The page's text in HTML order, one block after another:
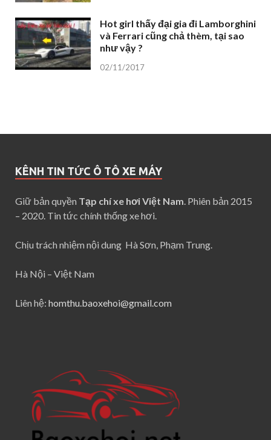
Hot girl thấy đại gia đi Lamborghini
và Ferrari cũng chả thèm, tại sao
như vậy ?
02/11/2017
KÊNH TIN TỨC Ô TÔ XE MÁY
Giữ bản quyền Tạp chí xe hơi Việt Nam . Phiên bản 2015
– 2020. Tin tức chính thống xe hơi.
Chịu trách nhiệm nội dung Hà Sơn, Phạm Trung.
Hà Nội – Việt Nam
Liên hệ: homthu.baoxehoi@gmail.com